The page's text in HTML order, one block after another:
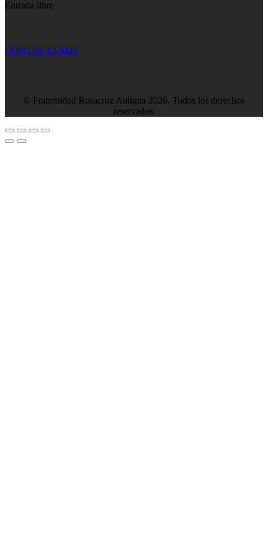
Entrada libre
CONTÁCTANOS
© Fraternidad Rosacruz Antigua 2026. Todos los derechos
reservados.